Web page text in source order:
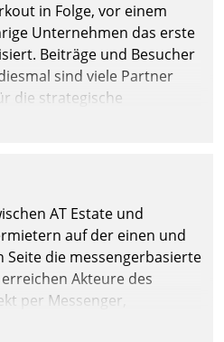
in Folge, vor einem
Unternehmen das erste
Beiträge und Besucher
sind viele Partner
die strategische
AT Estate und
auf der einen und
die messengerbasierte
Akteure des
per Messenger,
empfangen oder